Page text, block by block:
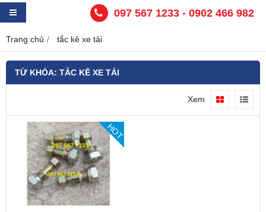
097 567 1233 - 0902 466 982
Trang chủ tắc kê xe tải
TỪ KHÓA: TẮC KÊ XE TẢI
Xem
HOT